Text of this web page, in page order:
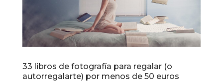
33 libros de fotografía para regalar (o
autorregalarte) por menos de 50 euros